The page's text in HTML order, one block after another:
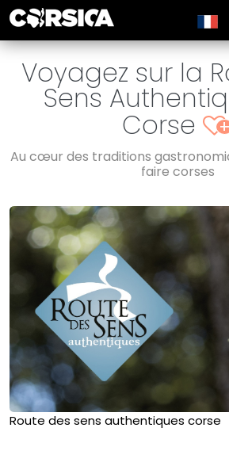
Voyagez sur la
Sens
Corse
Au cœur des traditions
faire corses
Route des sens authentiques corse